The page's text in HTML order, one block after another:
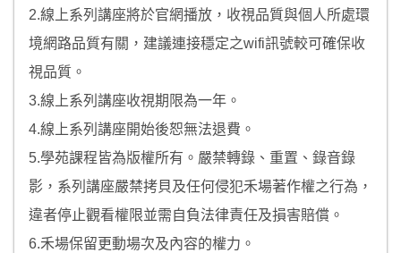
2.線上系列講座將於官網播放，收視品質與個人所處環
境網路品質有關，建議連接穩定之wifi訊號較可確保收
視品質。
3.線上系列講座收視期限為一年。
4.線上系列講座開始後恕無法退費。
5.學苑課程皆為版權所有。嚴禁轉錄、重置、錄音錄
影，系列講座嚴禁拷貝及任何侵犯禾場著作權之行為，
違者停止觀看權限並需自負法律責任及損害賠償。
6.禾場保留更動場次及內容的權力。